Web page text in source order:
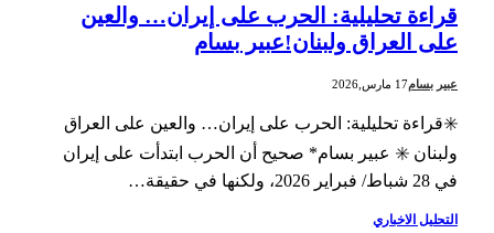
قراءة تحليلية: الحرب على إيران… والعين
على العراق ولبنان!عبير بسام
عبير بسام17 مارس,2026
✳️قراءة تحليلية: الحرب على إيران… والعين على العراق
ولبنان ✳️ عبير بسام* صحيح أن الحرب ابتدأت على إيران
في 28 شباط/ فبراير 2026، ولكنها في حقيقة…
التحليل الاخباري